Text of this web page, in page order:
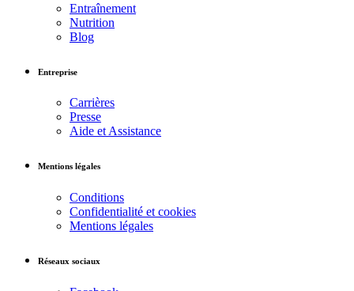
Entraînement
Nutrition
Blog
Entreprise
Carrières
Presse
Aide et Assistance
Mentions légales
Conditions
Confidentialité et cookies
Mentions légales
Réseaux sociaux